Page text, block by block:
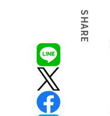
SHARE